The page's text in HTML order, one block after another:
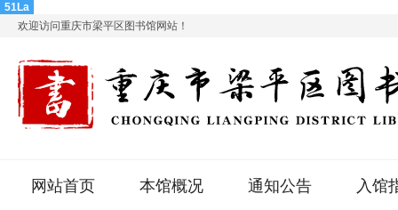
51La
欢迎访问重庆市梁平区图书馆网站！
网站首页 本馆概况 通知公告 入馆